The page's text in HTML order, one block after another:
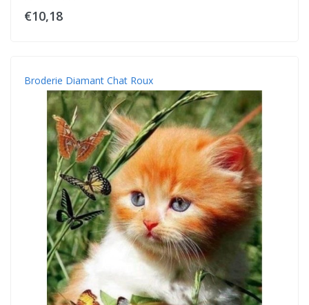
€10,18
Broderie Diamant Chat Roux